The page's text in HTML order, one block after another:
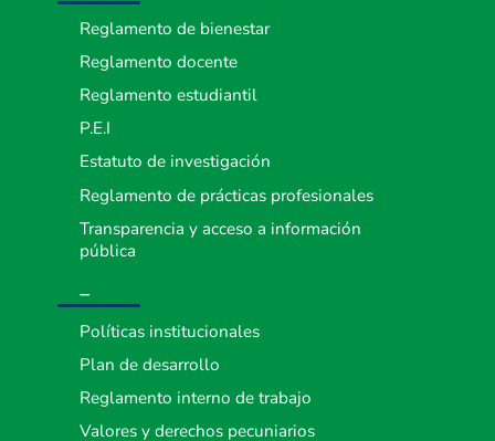
Reglamento de bienestar
Reglamento docente
Reglamento estudiantil
P.E.I
Estatuto de investigación
Reglamento de prácticas profesionales
Transparencia y acceso a información
pública
_
Políticas institucionales
Plan de desarrollo
Reglamento interno de trabajo
Valores y derechos pecuniarios